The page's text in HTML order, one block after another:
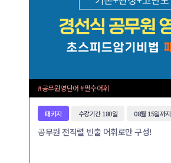
#공무원영단어 #필수어휘
패키지 수강기간 180일 08월 15일까지
공무원 전직렬 빈출 어휘로만 구성!